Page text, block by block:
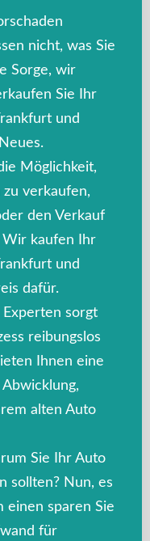
nicht, was Sie
Sorge, wir
Sie Ihr
und
Möglichkeit,
zu verkaufen,
den Verkauf
Wir kaufen Ihr
und
dafür.
sorgt
reibungslos
Ihnen eine
alten Auto
Sie Ihr Auto
sollten? Nun, es
einen sparen Sie
für